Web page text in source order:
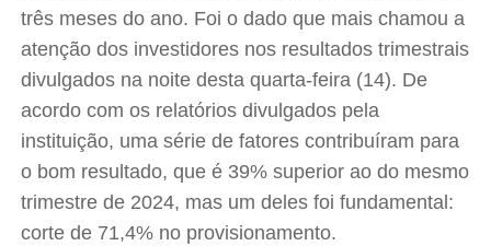
três meses do ano. Foi o dado que mais chamou a
atenção dos investidores nos resultados trimestrais
divulgados na noite desta quarta-feira (14). De
acordo com os relatórios divulgados pela
instituição, uma série de fatores contribuíram para
o bom resultado, que é 39% superior ao do mesmo
trimestre de 2024, mas um deles foi fundamental:
corte de 71,4% no provisionamento.